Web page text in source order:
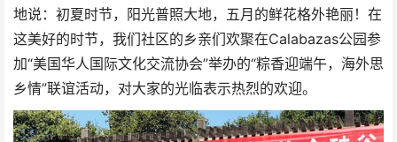
地说：初夏时节，阳光普照大地，五月的鲜花格外艳丽！在
这美好的时节，我们社区的乡亲们欢聚在Calabazas公园参
加“美国华人国际文化交流协会”举办的“粽香迎端午，海外思
乡情”联谊活动，对大家的光临表示热烈的欢迎。